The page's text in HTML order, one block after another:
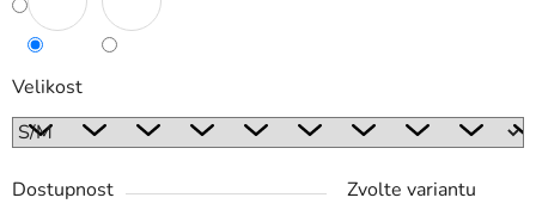
Velikost
Dostupnost
Zvolte variantu